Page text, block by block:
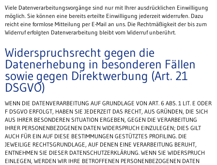
Viele Datenverarbeitungsvorgänge sind nur mit Ihrer ausdrücklichen Einwilligung
möglich. Sie können eine bereits erteilte Einwilligung jederzeit widerrufen. Dazu
reicht eine formlose Mitteilung per E-Mail an uns. Die Rechtmäßigkeit der bis zum
Widerruf erfolgten Datenverarbeitung bleibt vom Widerruf unberührt.
Widerspruchsrecht gegen die
Datenerhebung in besonderen Fällen
sowie gegen Direktwerbung (Art. 21
DSGVO)
WENN DIE DATENVERARBEITUNG AUF GRUNDLAGE VON ART. 6 ABS. 1 LIT. E ODER
F DSGVO ERFOLGT, HABEN SIE JEDERZEIT DAS RECHT, AUS GRÜNDEN, DIE SICH
AUS IHRER BESONDEREN SITUATION ERGEBEN, GEGEN DIE VERARBEITUNG
IHRER PERSONENBEZOGENEN DATEN WIDERSPRUCH EINZULEGEN; DIES GILT
AUCH FÜR EIN AUF DIESE BESTIMMUNGEN GESTÜTZTES PROFILING. DIE
JEWEILIGE RECHTSGRUNDLAGE, AUF DENEN EINE VERARBEITUNG BERUHT,
ENTNEHMEN SIE DIESER DATENSCHUTZERKLÄRUNG. WENN SIE WIDERSPRUCH
EINLEGEN, WERDEN WIR IHRE BETROFFENEN PERSONENBEZOGENEN DATEN